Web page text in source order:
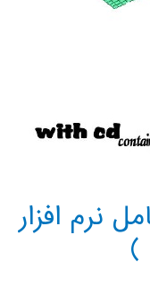
نرم افزار